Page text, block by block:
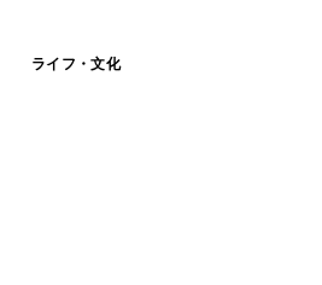
ライフ・文化